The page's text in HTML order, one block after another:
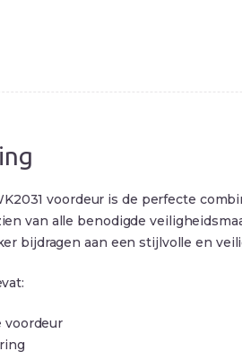
voordeur is de perfecte
van alle benodigde
bijdragen aan een stijlvolle en
voordeur